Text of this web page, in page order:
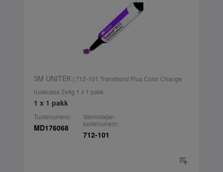
3M UNITEK| 712-101 Transbond Plus Color Change
ruiskussa 2x4g 1 x 1 pakk
1 x 1 pakk
Tuotenumero:
MD176068
Valmistajan
tuotenumero:
712-101